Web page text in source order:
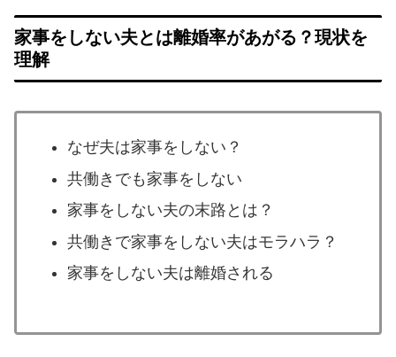
家事をしない夫とは離婚率があがる？現状を
理解
なぜ夫は家事をしない？
共働きでも家事をしない
家事をしない夫の末路とは？
共働きで家事をしない夫はモラハラ？
家事をしない夫は離婚される